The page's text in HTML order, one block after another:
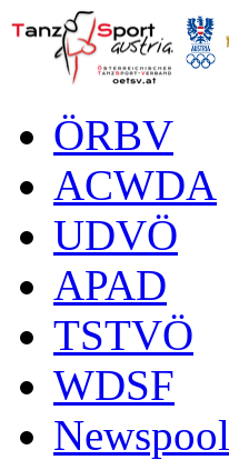
ÖRBV
ACWDA
UDVÖ
APAD
TSTVÖ
WDSF
Newspool